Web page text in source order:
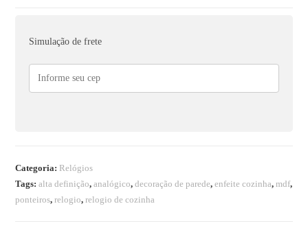
Simulação de frete
Categoria: Relógios
Tags:alta definição,analógico,decoração de parede,enfeite cozinha,mdf,
ponteiros,relogio,relogio de cozinha